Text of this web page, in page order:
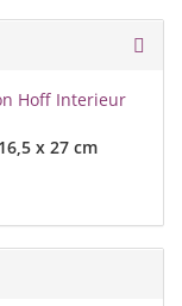
x 27 cm